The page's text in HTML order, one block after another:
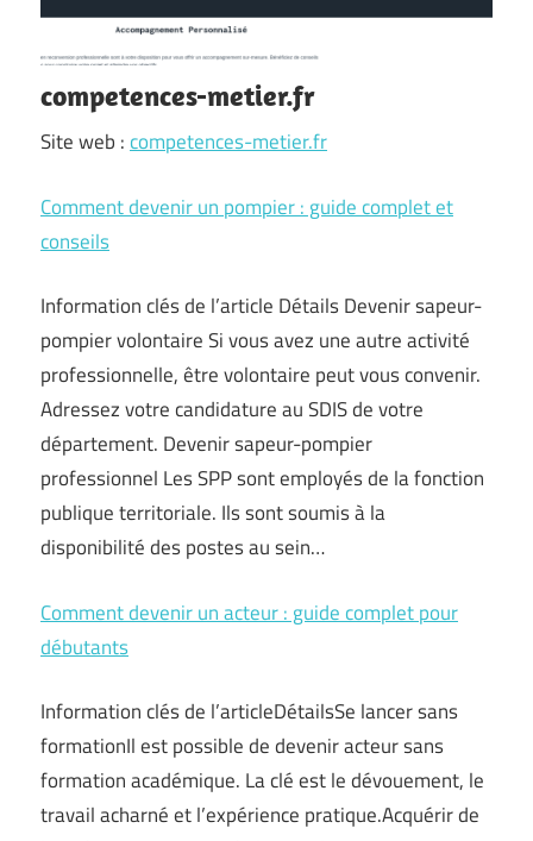
competences-metier.fr
Site web :competences-metier.fr
Comment devenir un pompier : guide complet et
conseils
Information clés de l’article Détails Devenir sapeur-
pompier volontaire Si vous avez une autre activité
professionnelle, être volontaire peut vous convenir.
Adressez votre candidature au SDIS de votre
département. Devenir sapeur-pompier
professionnel Les SPP sont employés de la fonction
publique territoriale. Ils sont soumis à la
disponibilité des postes au sein…
Comment devenir un acteur : guide complet pour
débutants
Information clés de l’articleDétailsSe lancer sans
formationIl est possible de devenir acteur sans
formation académique. La clé est le dévouement, le
travail acharné et l’expérience pratique.Acquérir de